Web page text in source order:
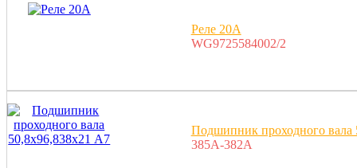
Реле 20А
WG9725584002/2
Подшипник проходного вала
385A-382A